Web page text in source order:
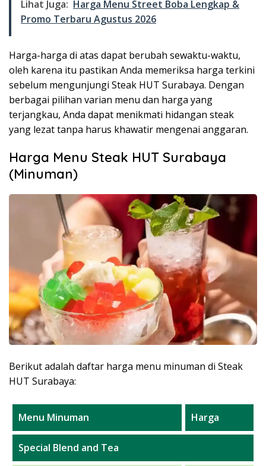
Lihat Juga: Harga Menu Street Boba Lengkap &
Promo Terbaru Agustus 2026
Harga-harga di atas dapat berubah sewaktu-waktu,
oleh karena itu pastikan Anda memeriksa harga terkini
sebelum mengunjungi Steak HUT Surabaya. Dengan
berbagai pilihan varian menu dan harga yang
terjangkau, Anda dapat menikmati hidangan steak
yang lezat tanpa harus khawatir mengenai anggaran.
Harga Menu Steak HUT Surabaya
(Minuman)
Berikut adalah daftar harga menu minuman di Steak
HUT Surabaya:
Menu Minuman Harga
Special Blend and Tea